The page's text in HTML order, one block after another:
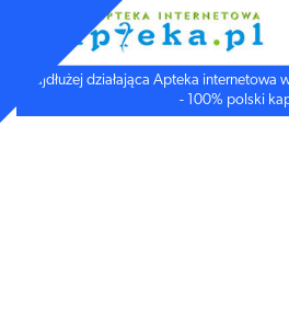
Najdłużej działająca Apteka internetowa
- 100% polski